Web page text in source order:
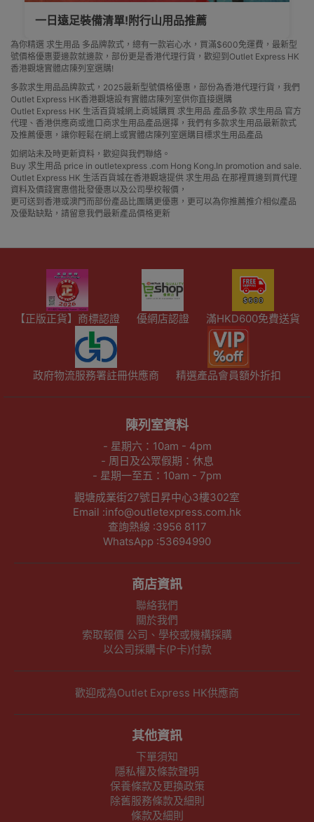
備清單!附行山用品推薦
為你精選 求生用品 多品牌款式，總有一款岩心水，買滿$600免運費，最新型
號價格優惠要邊款就邊款，部份更是香港代理行貨，歡迎到Outlet Express HK
香港觀塘實體店陳列室選購!
多款求生用品品牌款式，2025最新型號價格優惠，部份為香港代理行貨，我們
Outlet Express HK香港觀塘設有實體店陳列室供你直接選購
Outlet Express HK 生活百貨城網上商城購買 求生用品 產品多款 求生用品 官方
代理、香港供應商或進口商求生用品產品選擇，我們有多款求生用品最新款式
及推薦優惠，讓你輕鬆在網上或實體店陳列室選購目標求生用品產品
如網站未及時更新資料，歡迎與我們聯絡。
Buy 求生用品 price in outletexpress .com Hong Kong.In promotion and sale.
Outlet Express HK 生活百貨城在香港觀塘提供 求生用品 在那裡買邊到買代理
資料及價錢實惠借批發優惠以及公司學校報價，
更可送到香港或澳門而部份產品比團購更優惠，更可以為你推薦推介相似產品
及優點缺點，請留意我們最新產品價格更新
【正版正貨】商標認證 優網店認證 滿HKD600免費送貨
政府物流服務署註冊供應商 精選產品會員額外折扣
陳列室資料
- 星期六：10am - 4pm
- 周日及公眾假期：休息
- 星期一至五：10am - 7pm
觀塘成業街27號日昇中心3樓302室
Email :info@outletexpress.com.hk
查詢熱線 :3956 8117
WhatsApp :53694990
商店資訊
聯絡我們
關於我們
索取報價 公司、學校或機構採購
以公司採購卡(P卡)付款
歡迎成為Outlet Express HK供應商
其他資訊
下單須知
隱私權及條款聲明
保養條款及更換政策
除舊服務條款及細則
條款及細則